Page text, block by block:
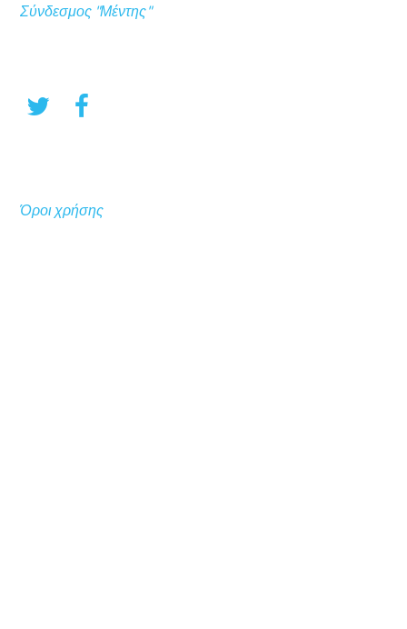
Σύνδεσμος "Μέντης"
Όροι χρήσης